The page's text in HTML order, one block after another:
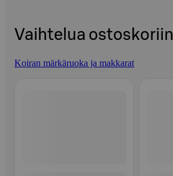
Vaihtelua ostoskoriin
Koiran märkäruoka ja makkarat